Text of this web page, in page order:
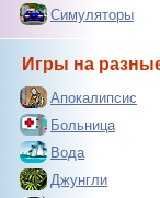
Симуляторы
Игры на
Апокалипсис
Больница
Вода
Джунгли